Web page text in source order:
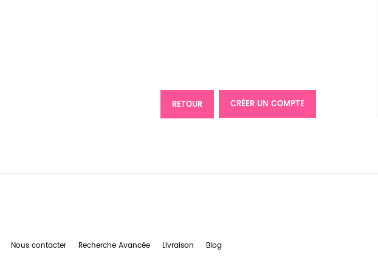
CRÉER UN COMPTE
RETOUR
Nous contacter Recherche Avancée Livraison Blog